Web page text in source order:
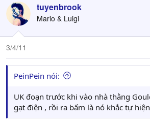
tuyenbrook
Mario & Luigi
3/4/11
PeinPein nói:
UK đoạn trước khi vào nhà thằng
gạt điện , rồi ra bấm là nó khắc tự